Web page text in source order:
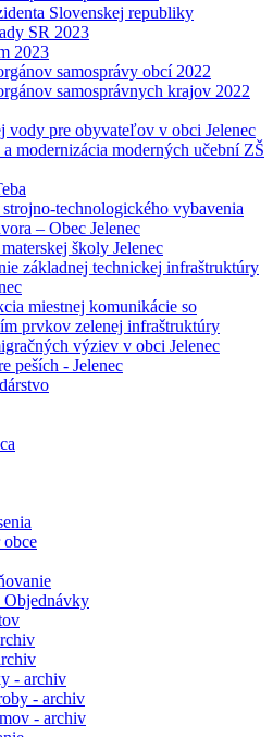
Slovenskej republiky
SR 2023
2023
samosprávy obcí 2022
samosprávnych krajov 2022
vody pre obyvateľov v obci Jelenec
modernizácia moderných učební ZŠ
strojno-technologického vybavenia
– Obec Jelenec
školy Jelenec
základnej technickej infraštruktúry
miestnej komunikácie so
prvkov zelenej infraštruktúry
výziev v obci Jelenec
peších - Jelenec
Objednávky
- archiv
- archiv
- archiv